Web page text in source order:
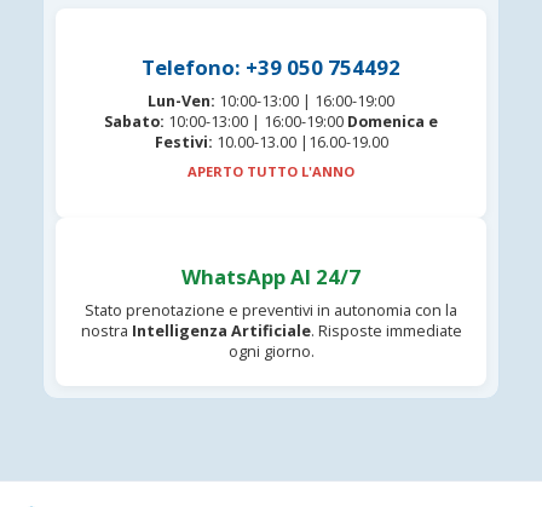
Telefono: +39 050 754492
Lun-Ven: 10:00-13:00 | 16:00-19:00
Sabato: 10:00-13:00 | 16:00-19:00 Domenica e
Festivi: 10.00-13.00 |16.00-19.00
APERTO TUTTO L'ANNO
WhatsApp AI 24/7
Stato prenotazione e preventivi in autonomia con la
nostra Intelligenza Artificiale. Risposte immediate
ogni giorno.